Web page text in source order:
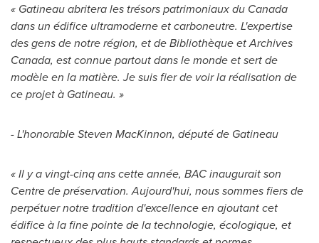
« Gatineauabritera les trésors patrimoniaux du Canada
dans un édifice ultramoderne et carboneutre. L'expertise
des gens de notre région, et de Bibliothèque et Archives
Canada, est connue partout dans le monde et sert de
modèle en la matière. Je suis fier de voir la réalisation de
ce projet à Gatineau. »
- L'honorableSteven MacKinnon, député de Gatineau
« Il y a vingt-cinq ans cette année, BAC inaugurait son
Centre de préservation. Aujourd'hui, nous sommes fiers de
perpétuer notre tradition d'excellence en ajoutant cet
édifice à la fine pointe de la technologie, écologique, et